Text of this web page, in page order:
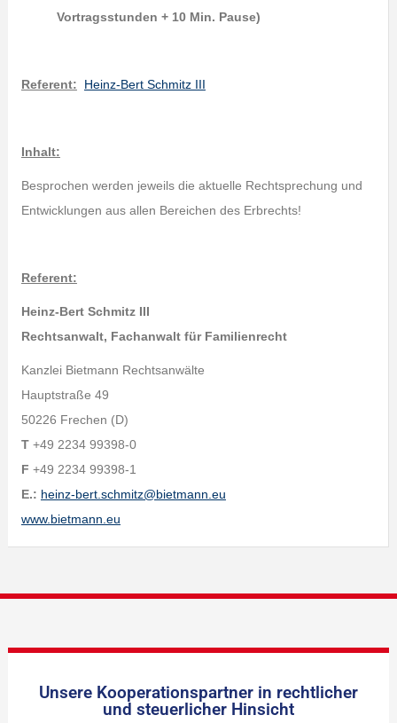
Vortragsstunden + 10 Min. Pause)
Referent: Heinz-Bert Schmitz III
Inhalt:
Besprochen werden jeweils die aktuelle Rechtsprechung und
Entwicklungen aus allen Bereichen des Erbrechts!
Referent:
Heinz-Bert Schmitz III
Rechtsanwalt, Fachanwalt für Familienrecht
Kanzlei Bietmann Rechtsanwälte
Hauptstraße 49
50226 Frechen (D)
T+49 2234 99398-0
F +49 2234 99398-1
E.: heinz-bert.schmitz@bietmann.eu
www.bietmann.eu
Unsere Kooperationspartner in rechtlicher
und steuerlicher Hinsicht